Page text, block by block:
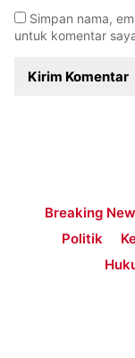
Simpan nama,
untuk komentar
Breaking
Politik